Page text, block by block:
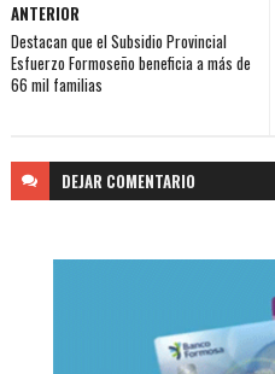
ANTERIOR
Destacan que el Subsidio Provincial
Esfuerzo Formoseño beneficia a más de
66 mil familias
DEJAR COMENTARIO